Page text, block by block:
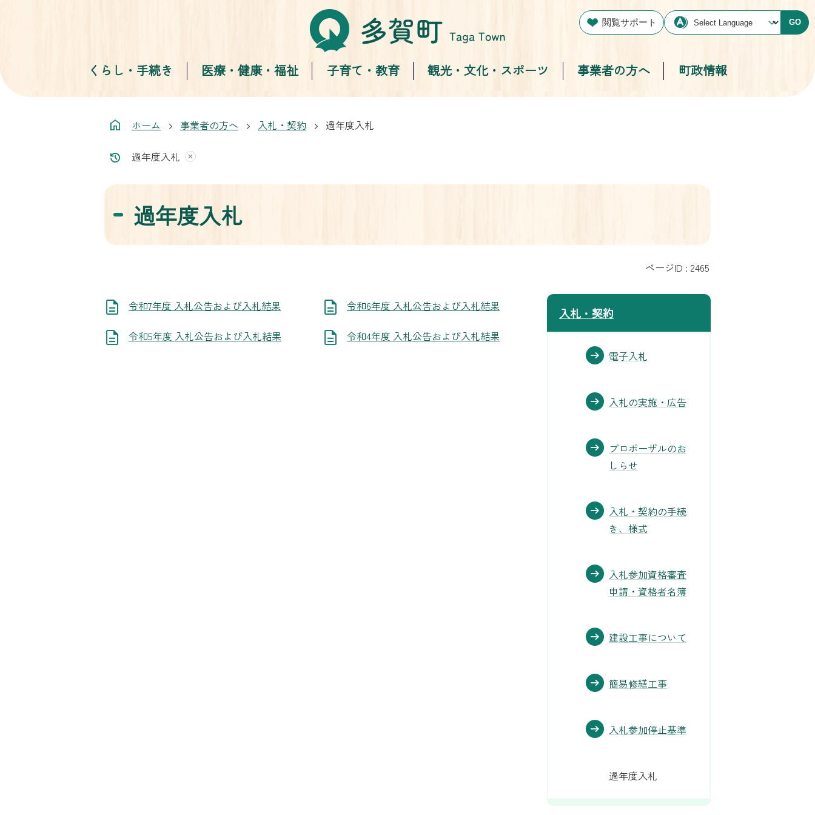
閲覧サポート GO
くらし・手続き 医療・健康・福祉 子育て・教育 観光・文化・スポーツ 事業者の方へ 町政情報
ホーム 事業者の方へ 入札・契約 過年度入札
過年度入札
過年度入札
ページID : 2465
令和7年度 入札公告および入札結果 令和6年度 入札公告および入札結果
令和5年度 入札公告および入札結果 令和4年度 入札公告および入札結果
入札・契約
電子入札
入札の実施・広告
プロポーザルのお
しらせ
入札・契約の手続
き、様式
入札参加資格審査
申請・資格者名簿
建設工事について
簡易修繕工事
入札参加停止基準
過年度入札